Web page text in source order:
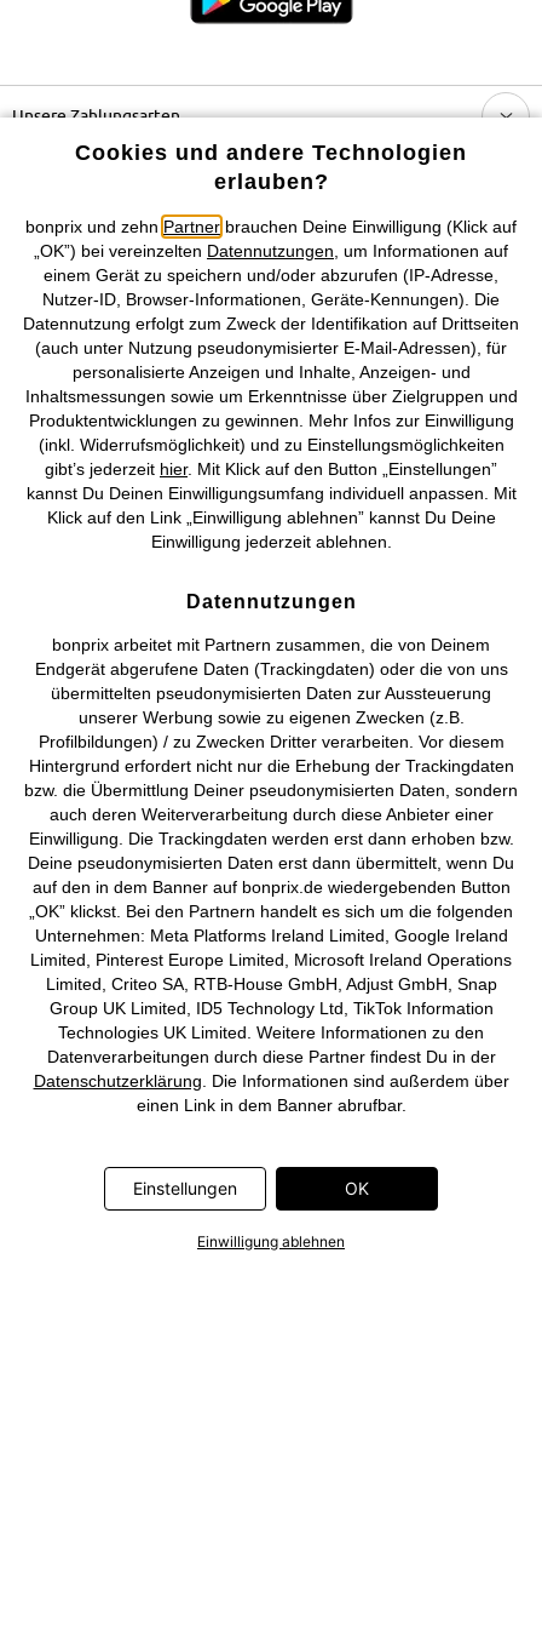
Unsere Zahlungsarten
Unser Angebot
Unser Unternehmen
Topkategorien / Saisonales
Mehr von bonprix auf
Preisangaben inkl. gesetzl. MwSt. und zzgl.
Vertrag widerrufen
©2026 bonprix.Alle Rechte vorbehalten.
Deutsch Français
Cookies und andere Technologien
erlauben?
bonprix und zehn Partner brauchen Deine Einwilligung (Klick auf
„OK”) bei vereinzelten Datennutzungen , um Informationen auf
einem Gerät zu speichern und/oder abzurufen (IP-Adresse,
Nutzer-ID, Browser-Informationen, Geräte-Kennungen). Die
Datennutzung erfolgt zum Zweck der Identifikation auf Drittseiten
(auch unter Nutzung pseudonymisierter E-Mail-Adressen), für
personalisierte Anzeigen und Inhalte, Anzeigen- und
Inhaltsmessungen sowie um Erkenntnisse über Zielgruppen und
Produktentwicklungen zu gewinnen. Mehr Infos zur Einwilligung
(inkl. Widerrufsmöglichkeit) und zu Einstellungsmöglichkeiten
gibt’s jederzeit hier. Mit Klick auf den Button „Einstellungen”
kannst Du Deinen Einwilligungsumfang individuell anpassen. Mit
Klick auf den Link „Einwilligung ablehnen” kannst Du Deine
Einwilligung jederzeit ablehnen.
Datennutzungen
bonprix arbeitet mit Partnern zusammen, die von Deinem
Endgerät abgerufene Daten (Trackingdaten) oder die von uns
übermittelten pseudonymisierten Daten zur Aussteuerung
unserer Werbung sowie zu eigenen Zwecken (z.B.
Profilbildungen) / zu Zwecken Dritter verarbeiten. Vor diesem
Hintergrund erfordert nicht nur die Erhebung der Trackingdaten
bzw. die Übermittlung Deiner pseudonymisierten Daten, sondern
auch deren Weiterverarbeitung durch diese Anbieter einer
Einwilligung. Die Trackingdaten werden erst dann erhoben bzw.
Deine pseudonymisierten Daten erst dann übermittelt, wenn Du
auf den in dem Banner auf bonprix.de wiedergebenden Button
„OK” klickst. Bei den Partnern handelt es sich um die folgenden
Unternehmen: Meta Platforms Ireland Limited, Google Ireland
Limited, Pinterest Europe Limited, Microsoft Ireland Operations
Limited, Criteo SA, RTB-House GmbH, Adjust GmbH, Snap
Group UK Limited, ID5 Technology Ltd, TikTok Information
Technologies UK Limited. Weitere Informationen zu den
Datenverarbeitungen durch diese Partner findest Du in der
Datenschutzerklärung . Die Informationen sind außerdem über
einen Link in dem Banner abrufbar.
Einstellungen OK
Einwilligung ablehnen